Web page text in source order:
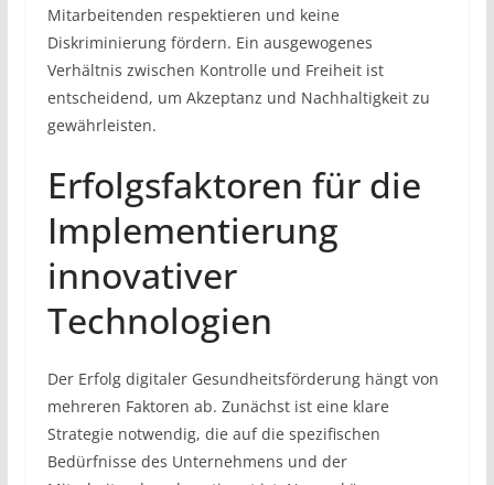
Mitarbeitenden respektieren und keine
Diskriminierung fördern. Ein ausgewogenes
Verhältnis zwischen Kontrolle und Freiheit ist
entscheidend, um Akzeptanz und Nachhaltigkeit zu
gewährleisten.
Erfolgsfaktoren für die
Implementierung
innovativer
Technologien
Der Erfolg digitaler Gesundheitsförderung hängt von
mehreren Faktoren ab. Zunächst ist eine klare
Strategie notwendig, die auf die spezifischen
Bedürfnisse des Unternehmens und der